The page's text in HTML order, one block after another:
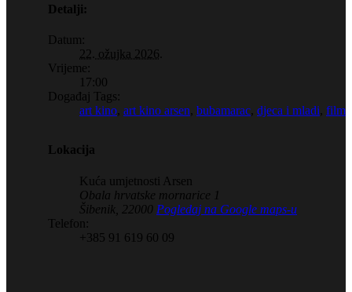
Detalji:
Datum:
22. ožujka 2026.
Vrijeme:
17:00
Događaj Tags:
art kino, art kino arsen, bubamarac, djeca i mladi, film
Lokacija
Kuća umjetnosti Arsen
Obala hrvatske mornarice 1
Šibenik
22000 Pogledaj na Google maps-u
Telefon:
+385 91 619 60 09